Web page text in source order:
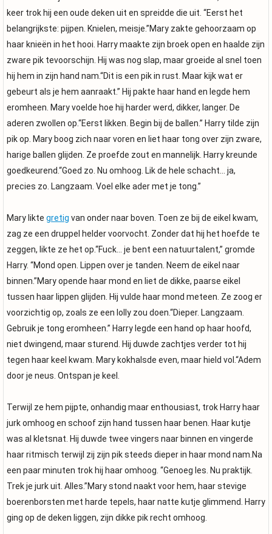
keer trok hij een oude deken uit en spreidde die uit. “Eerst het
belangrijkste: pijpen. Knielen, meisje.”Mary zakte gehoorzaam op
haar knieën in het hooi. Harry maakte zijn broek open en haalde zijn
zware pik tevoorschijn. Hij was nog slap, maar groeide al snel toen
hij hem in zijn hand nam.“Dit is een pik in rust. Maar kijk wat er
gebeurt als je hem aanraakt.” Hij pakte haar hand en legde hem
eromheen. Mary voelde hoe hij harder werd, dikker, langer. De
aderen zwollen op.“Eerst likken. Begin bij de ballen.” Harry tilde zijn
pik op. Mary boog zich naar voren en liet haar tong over zijn zware,
harige ballen glijden. Ze proefde zout en mannelijk. Harry kreunde
goedkeurend.“Goed zo. Nu omhoog. Lik de hele schacht… ja,
precies zo. Langzaam. Voel elke ader met je tong.”
Mary likte gretig van onder naar boven. Toen ze bij de eikel kwam,
zag ze een druppel helder voorvocht. Zonder dat hij het hoefde te
zeggen, likte ze het op.“Fuck… je bent een natuurtalent,” gromde
Harry. “Mond open. Lippen over je tanden. Neem de eikel naar
binnen.”Mary opende haar mond en liet de dikke, paarse eikel
tussen haar lippen glijden. Hij vulde haar mond meteen. Ze zoog er
voorzichtig op, zoals ze een lolly zou doen.“Dieper. Langzaam.
Gebruik je tong eromheen.” Harry legde een hand op haar hoofd,
niet dwingend, maar sturend. Hij duwde zachtjes verder tot hij
tegen haar keel kwam. Mary kokhalsde even, maar hield vol.“Adem
door je neus. Ontspan je keel.
Terwijl ze hem pijpte, onhandig maar enthousiast, trok Harry haar
jurk omhoog en schoof zijn hand tussen haar benen. Haar kutje
was al kletsnat. Hij duwde twee vingers naar binnen en vingerde
haar ritmisch terwijl zij zijn pik steeds dieper in haar mond nam.Na
een paar minuten trok hij haar omhoog. “Genoeg les. Nu praktijk.
Trek je jurk uit. Alles.”Mary stond naakt voor hem, haar stevige
boerenborsten met harde tepels, haar natte kutje glimmend. Harry
ging op de deken liggen, zijn dikke pik recht omhoog.